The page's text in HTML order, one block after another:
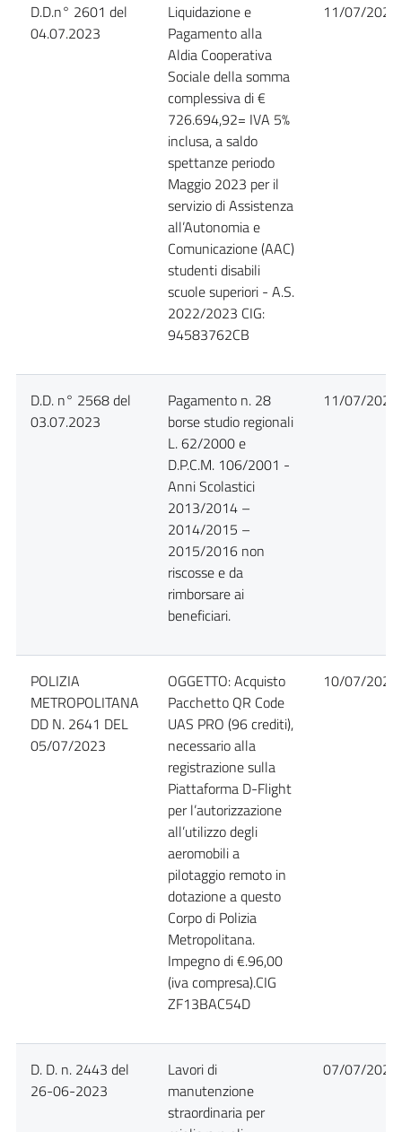
D.D.n° 2601 del
04.07.2023
Liquidazione e
Pagamento alla
Aldia Cooperativa
Sociale della somma
complessiva di €
726.694,92= IVA 5%
inclusa, a saldo
spettanze periodo
Maggio 2023 per il
servizio di Assistenza
all’Autonomia e
Comunicazione (AAC)
studenti disabili
scuole superiori - A.S.
2022/2023 CIG:
94583762CB
11/07/2023
D.D. n° 2568 del
03.07.2023
Pagamento n. 28
borse studio regionali
L. 62/2000 e
D.P.C.M. 106/2001 -
Anni Scolastici
2013/2014 –
2014/2015 –
2015/2016 non
riscosse e da
rimborsare ai
beneficiari.
11/07/2023
POLIZIA
METROPOLITANA
DD N. 2641 DEL
05/07/2023
OGGETTO: Acquisto
Pacchetto QR Code
UAS PRO (96 crediti),
necessario alla
registrazione sulla
Piattaforma D-Flight
per l’autorizzazione
all’utilizzo degli
aeromobili a
pilotaggio remoto in
dotazione a questo
Corpo di Polizia
Metropolitana.
Impegno di €.96,00
(iva compresa).CIG
ZF13BAC54D
10/07/2023
D. D. n. 2443 del
26-06-2023
Lavori di
manutenzione
straordinaria per
07/07/2023